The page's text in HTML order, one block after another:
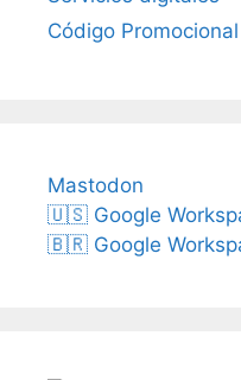
Código
Mastodon
🇺🇸 Google
🇧🇷 Google